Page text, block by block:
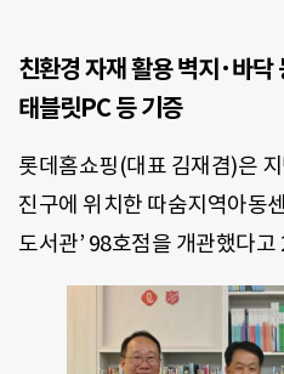
친환경 자재 활용 벽지·바닥
태블릿PC 등 기증
롯데홈쇼핑(대표 김재겸)은
진구에 위치한 따숨지역아동
도서관’ 98호점을 개관했다고